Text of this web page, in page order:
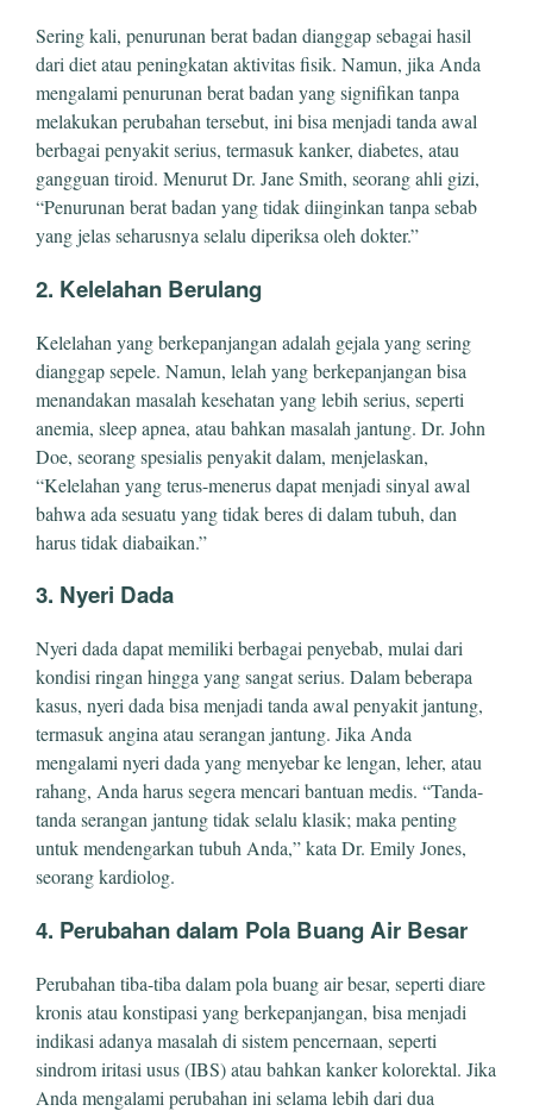
Sering kali, penurunan berat badan dianggap sebagai hasil
dari diet atau peningkatan aktivitas fisik. Namun, jika Anda
mengalami penurunan berat badan yang signifikan tanpa
melakukan perubahan tersebut, ini bisa menjadi tanda awal
berbagai penyakit serius, termasuk kanker, diabetes, atau
gangguan tiroid. Menurut Dr. Jane Smith, seorang ahli gizi,
“Penurunan berat badan yang tidak diinginkan tanpa sebab
yang jelas seharusnya selalu diperiksa oleh dokter.”
2. Kelelahan Berulang
Kelelahan yang berkepanjangan adalah gejala yang sering
dianggap sepele. Namun, lelah yang berkepanjangan bisa
menandakan masalah kesehatan yang lebih serius, seperti
anemia, sleep apnea, atau bahkan masalah jantung. Dr. John
Doe, seorang spesialis penyakit dalam, menjelaskan,
“Kelelahan yang terus-menerus dapat menjadi sinyal awal
bahwa ada sesuatu yang tidak beres di dalam tubuh, dan
harus tidak diabaikan.”
3. Nyeri Dada
Nyeri dada dapat memiliki berbagai penyebab, mulai dari
kondisi ringan hingga yang sangat serius. Dalam beberapa
kasus, nyeri dada bisa menjadi tanda awal penyakit jantung,
termasuk angina atau serangan jantung. Jika Anda
mengalami nyeri dada yang menyebar ke lengan, leher, atau
rahang, Anda harus segera mencari bantuan medis. “Tanda-
tanda serangan jantung tidak selalu klasik; maka penting
untuk mendengarkan tubuh Anda,” kata Dr. Emily Jones,
seorang kardiolog.
4. Perubahan dalam Pola Buang Air Besar
Perubahan tiba-tiba dalam pola buang air besar, seperti diare
kronis atau konstipasi yang berkepanjangan, bisa menjadi
indikasi adanya masalah di sistem pencernaan, seperti
sindrom iritasi usus (IBS) atau bahkan kanker kolorektal. Jika
Anda mengalami perubahan ini selama lebih dari dua